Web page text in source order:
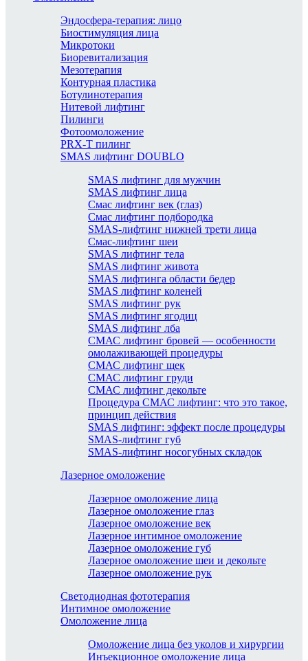
Эндосфера-терапия: лицо
Биостимуляция лица
Микротоки
Биоревитализация
Мезотерапия
Контурная пластика
Ботулинотерапия
Нитевой лифтинг
Пилинги
Фотоомоложение
PRX-T пилинг
SMAS лифтинг DOUBLO
SMAS лифтинг для мужчин
SMAS лифтинг лица
Смас лифтинг век (глаз)
Смас лифтинг подбородка
SMAS-лифтинг нижней трети лица
Смас-лифтинг шеи
SMAS лифтинг тела
SMAS лифтинг живота
SMAS лифтинга области бедер
SMAS лифтинг коленей
SMAS лифтинг рук
SMAS лифтинг ягодиц
SMAS лифтинг лба
СМАС лифтинг бровей — особенности
омолаживающей процедуры
СМАС лифтинг щек
СМАС лифтинг груди
СМАС лифтинг декольте
Процедура СМАС лифтинг: что это такое,
принцип действия
SMAS лифтинг: эффект после процедуры
SMAS-лифтинг губ
SMAS-лифтинг носогубных складок
Лазерное омоложение
Лазерное омоложение лица
Лазерное омоложение глаз
Лазерное омоложение век
Лазерное интимное омоложение
Лазерное омоложение губ
Лазерное омоложение шеи и декольте
Лазерное омоложение рук
Светодиодная фототерапия
Интимное омоложение
Омоложение лица
Омоложение лица без уколов и хирургии
Инъекционное омоложение лица